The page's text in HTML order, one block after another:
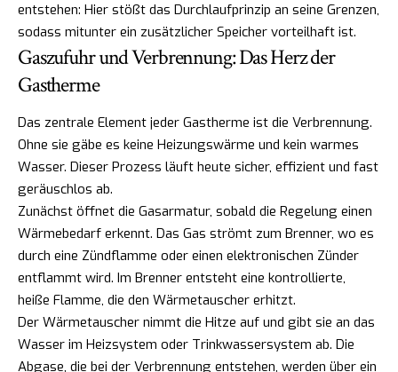
entstehen: Hier stößt das Durchlaufprinzip an seine Grenzen,
sodass mitunter ein zusätzlicher Speicher vorteilhaft ist.
Gaszufuhr und Verbrennung: Das Herz der
Gastherme
Das zentrale Element jeder Gastherme ist die Verbrennung.
Ohne sie gäbe es keine Heizungswärme und kein warmes
Wasser. Dieser Prozess läuft heute sicher, effizient und fast
geräuschlos ab.
Zunächst öffnet die Gasarmatur, sobald die Regelung einen
Wärmebedarf erkennt. Das Gas strömt zum Brenner, wo es
durch eine Zündflamme oder einen elektronischen Zünder
entflammt wird. Im Brenner entsteht eine kontrollierte,
heiße Flamme, die den Wärmetauscher erhitzt.
Der Wärmetauscher nimmt die Hitze auf und gibt sie an das
Wasser im Heizsystem oder Trinkwassersystem ab. Die
Abgase, die bei der Verbrennung entstehen, werden über ein